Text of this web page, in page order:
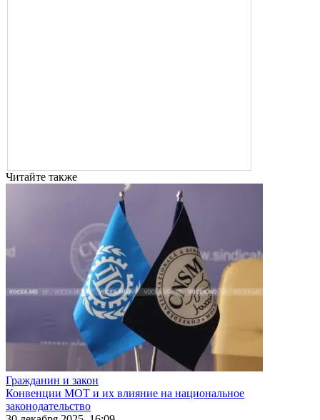
Читайте также
Гражданин и закон
Конвенции МОТ и их влияние на национальное
законодательство